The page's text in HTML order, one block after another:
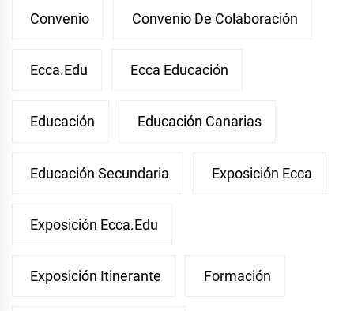
Convenio Convenio De Colaboración
Ecca.edu Ecca Educación
Educación Educación Canarias
Educación Secundaria Exposición Ecca
Exposición Ecca.edu
Exposición Itinerante Formación